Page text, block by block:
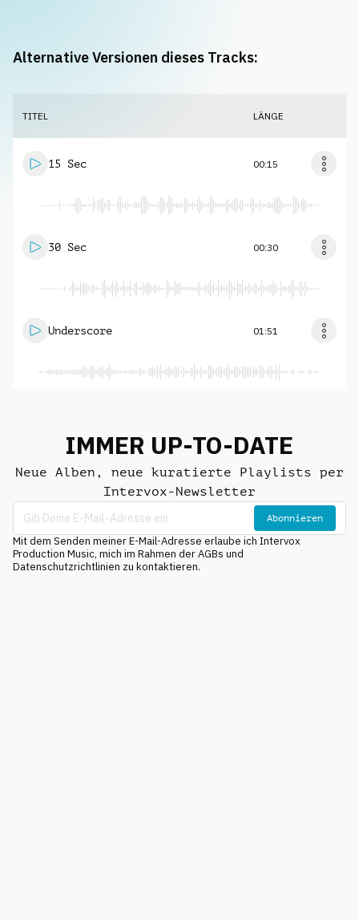
Alternative Versionen dieses Tracks:
TITEL LÄNGE
15 Sec 00:15
30 Sec 00:30
Underscore 01:51
IMMER UP-TO-DATE
Neue Alben, neue kuratierte Playlists per
Intervox-Newsletter
Abonnieren
Mit dem Senden meiner E-Mail-Adresse erlaube ich Intervox
Production Music, mich im Rahmen der AGBs und
Datenschutzrichtlinien zu kontaktieren.